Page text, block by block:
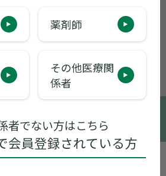
薬剤師
その他医療関
係者
者でない方はこちら
会員登録されている方
Sumitomo Pharma Co., Ltd.